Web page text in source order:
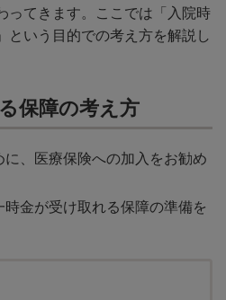
ってきます。ここでは「入院時
という目的での考え方を解説し
保障の考え方
、医療保険への加入をお勧め
金が受け取れる保障の準備を